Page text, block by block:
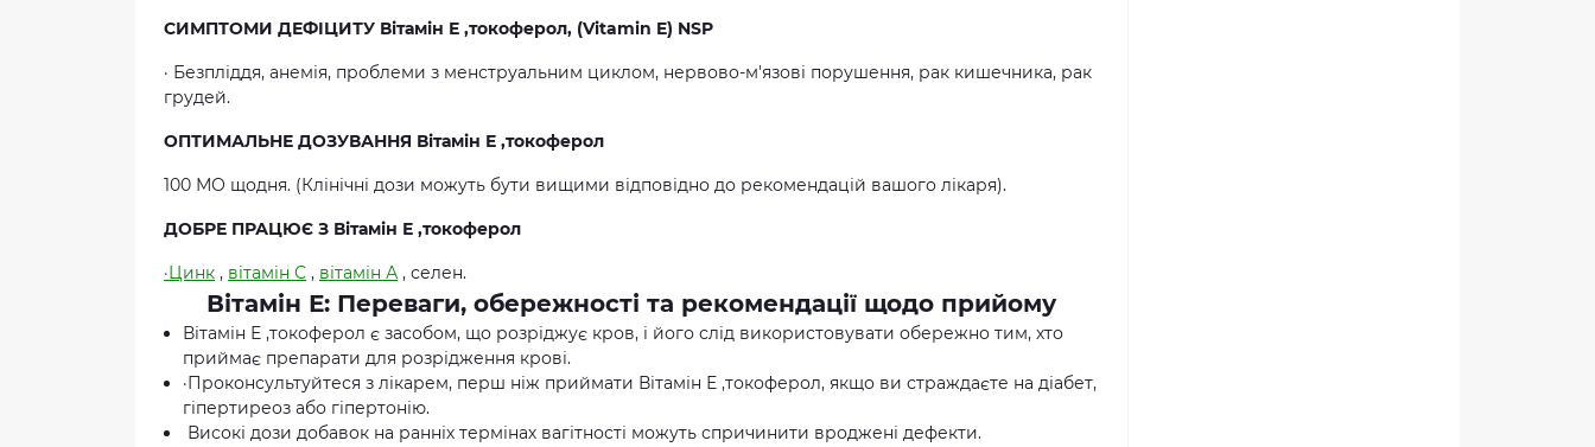
СИМПТОМИ ДЕФІЦИТУ Вітамін Е ,токоферол, (Vitamin E) NSP
· Безпліддя, анемія, проблеми з менструальним циклом, нервово-м'язові порушення, рак кишечника, рак
грудей.
ОПТИМАЛЬНЕ ДОЗУВАННЯ Вітамін Е ,токоферол
100 МО щодня. (Клінічні дози можуть бути вищими відповідно до рекомендацій вашого лікаря).
ДОБРЕ ПРАЦЮЄ З Вітамін Е ,токоферол
·Цинк , вітамін С , вітамін А , селен.
Вітамін Е: Переваги, обережності та рекомендації щодо прийому
Вітамін Е ,токоферол є засобом, що розріджує кров, і його слід використовувати обережно тим, хто
приймає препарати для розрідження крові.
·Проконсультуйтеся з лікарем, перш ніж приймати Вітамін Е ,токоферол, якщо ви страждаєте на діабет,
гіпертиреоз або гіпертонію.
Високі дози добавок на ранніх термінах вагітності можуть спричинити вроджені дефекти.